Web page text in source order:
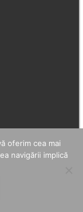
oferim cea mai
navigării implică